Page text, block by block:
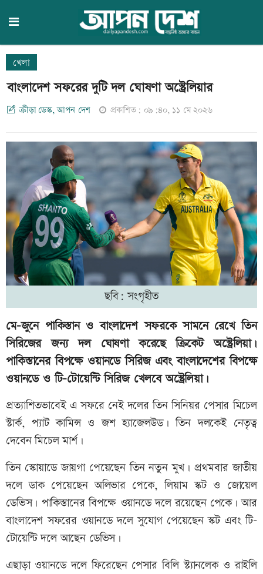
খেলা
বাংলাদেশ সফরের দুটি দল ঘোষণা অস্ট্রেলিয়ার
ক্রীড়া ডেস্ক, আপন দেশ প্রকাশিত: ০৯:৪০, ১১ মে ২০২৬
ছবি: সংগৃহীত
মে-জুনে পাকিস্তান ও বাংলাদেশ সফরকে সামনে রেখে তিন
সিরিজের জন্য দল ঘোষণা করেছে ক্রিকেট অস্ট্রেলিয়া।
পাকিস্তানের বিপক্ষে ওয়ানডে সিরিজ এবং বাংলাদেশের বিপক্ষে
ওয়ানডে ও টি-টোয়েন্টি সিরিজ খেলবে অস্ট্রেলিয়া।
প্রত্যাশিতভাবেই এ সফরে নেই দলের তিন সিনিয়র পেসার মিচেল
স্টার্ক, প্যাট কামিন্স ও জশ হ্যাজেলউড। তিন দলকেই নেতৃত্ব
দেবেন মিচেল মার্শ।
তিন স্কোয়াডে জায়গা পেয়েছেন তিন নতুন মুখ। প্রথমবার জাতীয়
দলে ডাক পেয়েছেন অলিভার পেকে, লিয়াম স্কট ও জোয়েল
ডেভিস। পাকিস্তানের বিপক্ষে ওয়ানডে দলে রয়েছেন পেকে। আর
বাংলাদেশ সফরের ওয়ানডে দলে সুযোগ পেয়েছেন স্কট এবং টি-
টোয়েন্টি দলে আছেন ডেভিস।
এছাড়া ওয়ানডে দলে ফিরেছেন পেসার বিলি স্ট্যানলেক ও রাইলি